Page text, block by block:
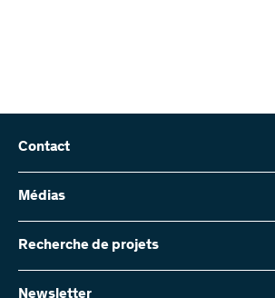
Contact
Fonds national suisse (FNS)
Wildhainweg 3
Contactez-nous
Envoyer des factures
Médias
Service de presse
Rapport annuel
Recherche de projets
Vous trouverez ici des informations complètes
recherche et les subsides approuvés par le FNS :
Newsletter